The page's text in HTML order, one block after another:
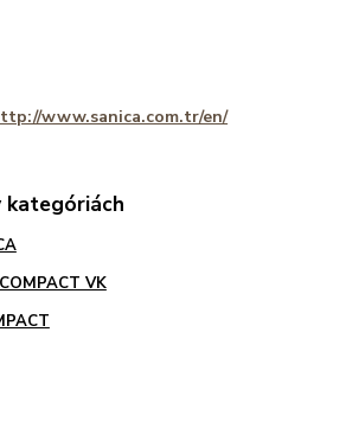
www.sanica.com.tr/en/
kategóriách
VK